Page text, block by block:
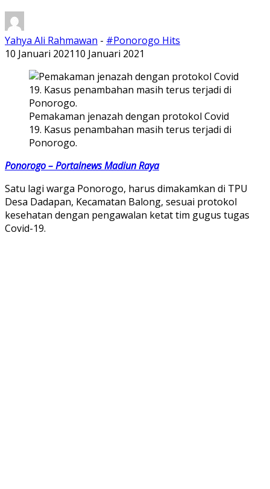
Yahya Ali Rahmawan - #Ponorogo Hits
10 Januari 2021 10 Januari 2021
Pemakaman jenazah dengan protokol Covid
19. Kasus penambahan masih terus terjadi di
Ponorogo.
Ponorogo – Portalnews Madiun Raya
Satu lagi warga Ponorogo, harus dimakamkan di TPU
Desa Dadapan, Kecamatan Balong, sesuai protokol
kesehatan dengan pengawalan ketat tim gugus tugas
Covid-19.